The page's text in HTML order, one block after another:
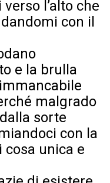
l’alto che
con il
e la brulla
malgrado
sorte
con la
unica e